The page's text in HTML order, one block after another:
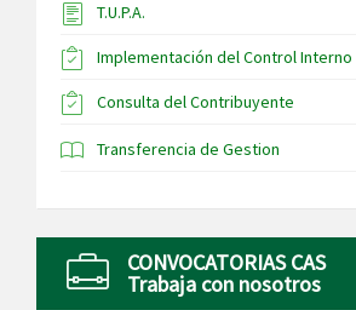
T.U.P.A.
Implementación del Control Interno
Consulta del Contribuyente
Transferencia de Gestion
CONVOCATORIAS CAS
Trabaja con nosotros